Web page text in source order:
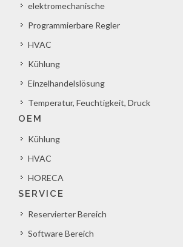
elektromechanische
Programmierbare Regler
HVAC
Kühlung
Einzelhandelslösung
Temperatur, Feuchtigkeit, Druck
OEM
Kühlung
HVAC
HORECA
SERVICE
Reservierter Bereich
Software Bereich